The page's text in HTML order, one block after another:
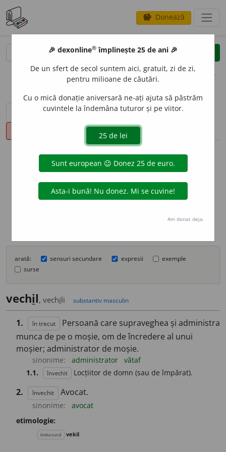
savings Donează
clear
opțiuni
sinteza definițiilor (1) definiții (17)
declinări
info
Aceste definiții sunt compilate de
echipa dexonline. Definițiile
originale se află pe filadefiniții.
Puteți reordona filele pe pagina de
arată: sensuri secundare expresii
exemple
surse
vechil, vechili substantiv masculin
1. în trecut
Persoană care supraveghea și administra
munca de pe o moșie, om de încredere al unui
moșier; administrator de moșie.
sinonime: administrator
vătaf
1.1.
învechit Locțiitor de domn (sau de împărat).
2. învechit Avocat.
sinonime:
avocat
etimologie:
limba turcă vekil
🎉 dexonline® împlinește 25 de ani 🎉
De un sfert de secol suntem aici, gratuit, zi de zi,
pentru milioane de căutări.
Cu o mică donație aniversară ne-ați ajuta să păstrăm
cuvintele la îndemâna tuturor și pe viitor.
Am donat deja.